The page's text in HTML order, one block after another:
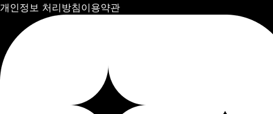
개인정보 처리방침이용약관